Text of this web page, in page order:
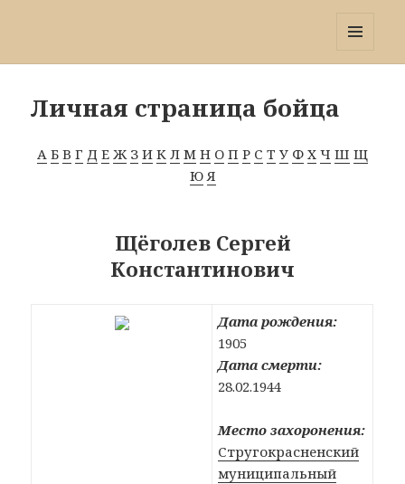
Личная страница бойца
А Б В Г Д Е Ж З И К Л М Н О П Р С Т У Ф Х Ч Ш Щ
Ю Я
Щёголев Сергей
Константинович
Дата рождения:
1905
Дата смерти:
28.02.1944
Место захоронения:
Стругокрасненский
муниципальный